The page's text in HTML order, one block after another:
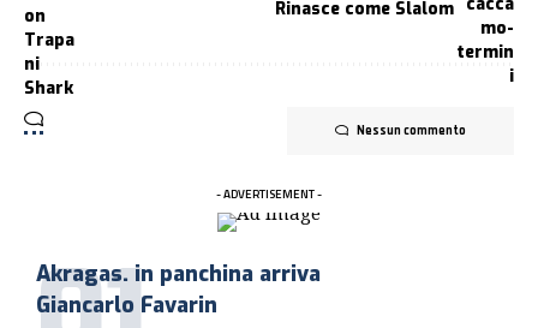
Rinasce come Slalom
Nessun commento
- ADVERTISEMENT -
Akragas. in panchina arriva
Giancarlo Favarin